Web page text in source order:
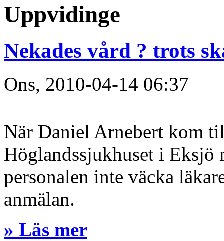
Uppvidinge
Nekades vård ? trots
Ons, 2010-04-14 06:37
När Daniel Arnebert kom
Höglandssjukhuset i Eksjö
personalen inte väcka
anmälan.
» Läs mer